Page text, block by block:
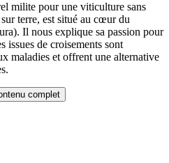
milite pour une viticulture sans
terre, est situé au cœur du
Il nous explique sa passion pour
issues de croisements sont
maladies et offrent une alternative
complet